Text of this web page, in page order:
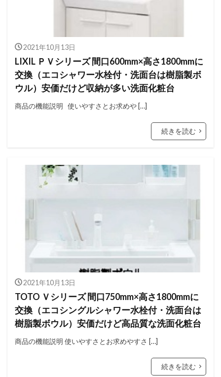
2021年10月13日
LIXIL ＰＶシリーズ 間口600mm×高さ1800mmに
交換（エコシャワー水栓付・洗面台は樹脂製ボ
ウル）安価だけど収納が多い洗面化粧台
商品の機能説明 使いやすさとお求めや […]
続きを読む
2021年10月13日
TOTO Ｖシリーズ 間口750mm×高さ1800mmに
交換（エコシングルシャワー水栓付・洗面台は
樹脂製ボウル）安価だけど高品質な洗面化粧台
商品の機能説明 使いやすさとお求めやすさ […]
続きを読む